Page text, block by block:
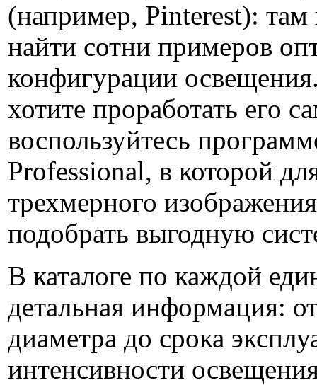
(например, Pinterest): там
найти сотни примеров
конфигурации
хотите проработать его
воспользуйтесь
Professional, в которой
трехмерного
подобрать выгодную
В каталоге по каждой
детальная информация:
диаметра до срока
интенсивности